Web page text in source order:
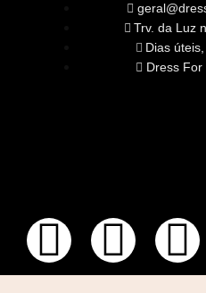
Trv. da Luz
Dias
Dress For